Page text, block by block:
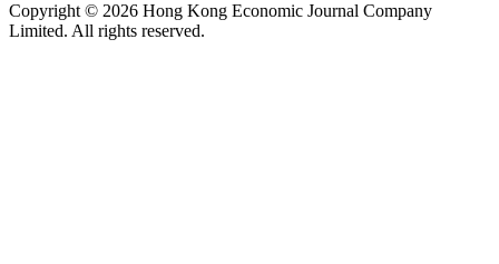
Copyright © 2026 Hong Kong Economic Journal Company
Limited. All rights reserved.